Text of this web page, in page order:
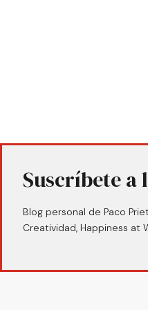
Suscríbete a
Blog personal de Paco
Creatividad, Happiness at